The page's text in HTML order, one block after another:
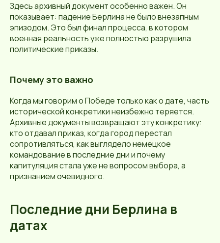
Здесь архивный документ особенно важен. Он
показывает: падение Берлина не было внезапным
эпизодом. Это был финал процесса, в котором
военная реальность уже полностью разрушила
политические приказы.
Почему это важно
Когда мы говорим о Победе только как о дате, часть
исторической конкретики неизбежно теряется.
Архивные документы возвращают эту конкретику:
кто отдавал приказ, когда город перестал
сопротивляться, как выглядело немецкое
командование в последние дни и почему
капитуляция стала уже не вопросом выбора, а
признанием очевидного.
Последние дни Берлина в
датах